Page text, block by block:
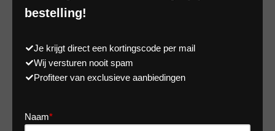
bestelling!
Je krijgt direct een kortingscode per mail
Wij versturen nooit spam
Profiteer van exclusieve aanbiedingen
Naam*